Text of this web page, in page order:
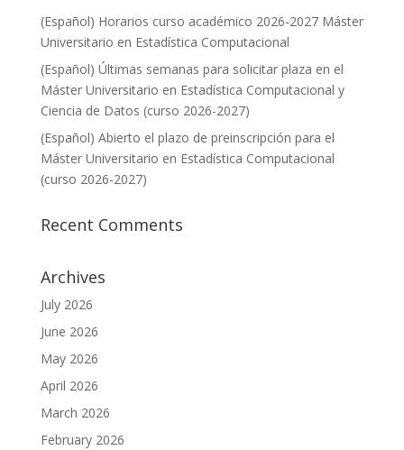
(Español) Horarios curso académico 2026-2027 Máster
Universitario en Estadística Computacional
(Español) Últimas semanas para solicitar plaza en el
Máster Universitario en Estadística Computacional y
Ciencia de Datos (curso 2026-2027)
(Español) Abierto el plazo de preinscripción para el
Máster Universitario en Estadística Computacional
(curso 2026-2027)
Recent Comments
Archives
July 2026
June 2026
May 2026
April 2026
March 2026
February 2026